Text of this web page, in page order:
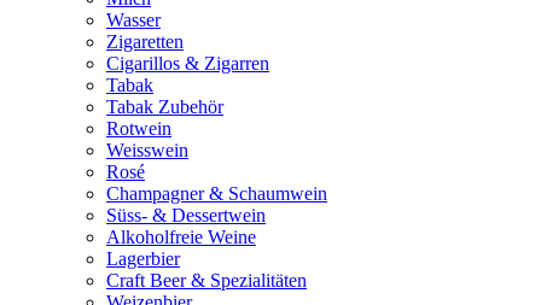
Wasser
Zigaretten
Cigarillos & Zigarren
Tabak
Tabak Zubehör
Rotwein
Weisswein
Rosé
Champagner & Schaumwein
Süss- & Dessertwein
Alkoholfreie Weine
Lagerbier
Craft Beer & Spezialitäten